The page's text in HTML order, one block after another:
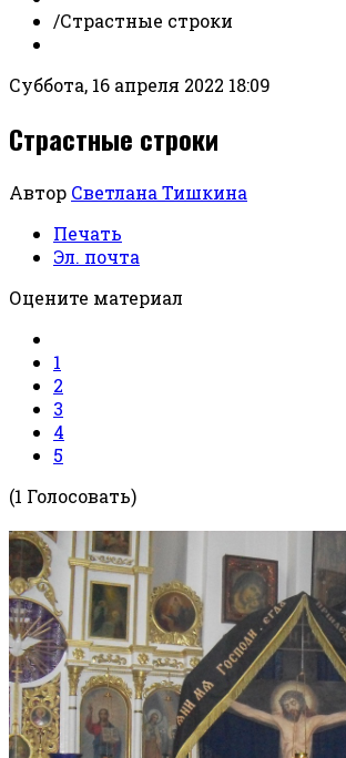
/Страстные строки
Суббота, 16 апреля 2022 18:09
Страстные строки
Автор Светлана Тишкина
Печать
Эл. почта
Оцените материал
1
2
3
4
5
(1 Голосовать)